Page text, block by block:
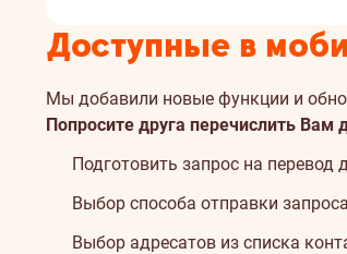
Доступные в
Мы добавили новые функции и
Попросите друга перечислить
Подготовить запрос на
Выбор способа отправки
Выбор адресатов из списка